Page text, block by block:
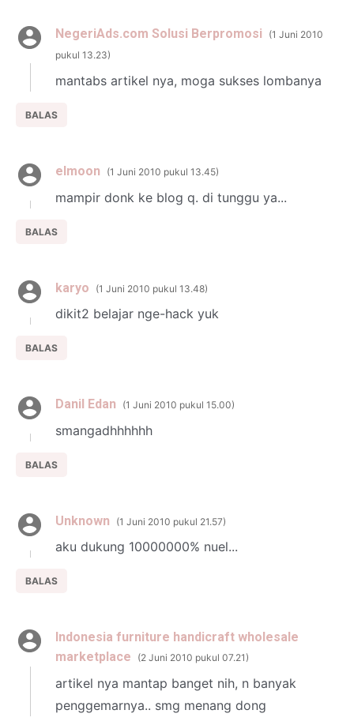
NegeriAds.com Solusi Berpromosi
1 Juni 2010
pukul 13.23
mantabs artikel nya, moga sukses lombanya
BALAS
elmoon 1 Juni 2010 pukul 13.45
mampir donk ke blog q. di tunggu ya...
BALAS
karyo 1 Juni 2010 pukul 13.48
dikit2 belajar nge-hack yuk
BALAS
Danil Edan 1 Juni 2010 pukul 15.00
smangadhhhhhh
BALAS
Unknown 1 Juni 2010 pukul 21.57
aku dukung 10000000% nuel...
BALAS
Indonesia furniture handicraft wholesale
marketplace
2 Juni 2010 pukul 07.21
artikel nya mantap banget nih, n banyak
penggemarnya.. smg menang dong